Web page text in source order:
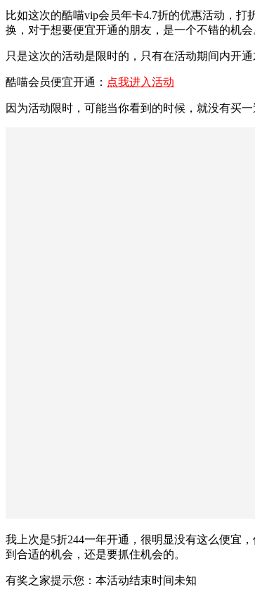
比如这次的酷喵vip会员年卡4.7折的优惠活动，
换，对于想要便宜开通的朋友，是一个不错的机会
只是这次的活动是限时的，只有在活动期间内开
酷喵会员便宜开通： 点我进入活动
因为活动限时，可能当你看到的时候，就没有买
我上次是5折244一年开通，很明显没有这么便宜
到合适的机会，还是要抓住机会的。
有奖之家提示您： 本活动结束时间未知